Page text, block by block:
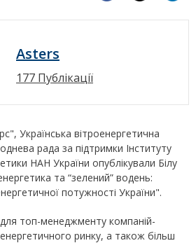
Asters
177 Публікації
Українська вітроенергетична
рада за підтримки Інституту
НАН України опублікували Білу
та “зелений” водень:
потужності України".
для топ-менеджменту компаній-
ринку, а також більш